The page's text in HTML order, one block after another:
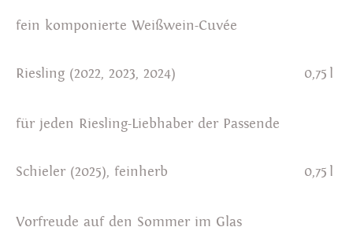
fein komponierte Weißwein-Cuvée
Riesling (2022, 2023, 2024) 0,75 l
für jeden Riesling-Liebhaber der Passende
Schieler (2025), feinherb 0,75 l
Vorfreude auf den Sommer im Glas